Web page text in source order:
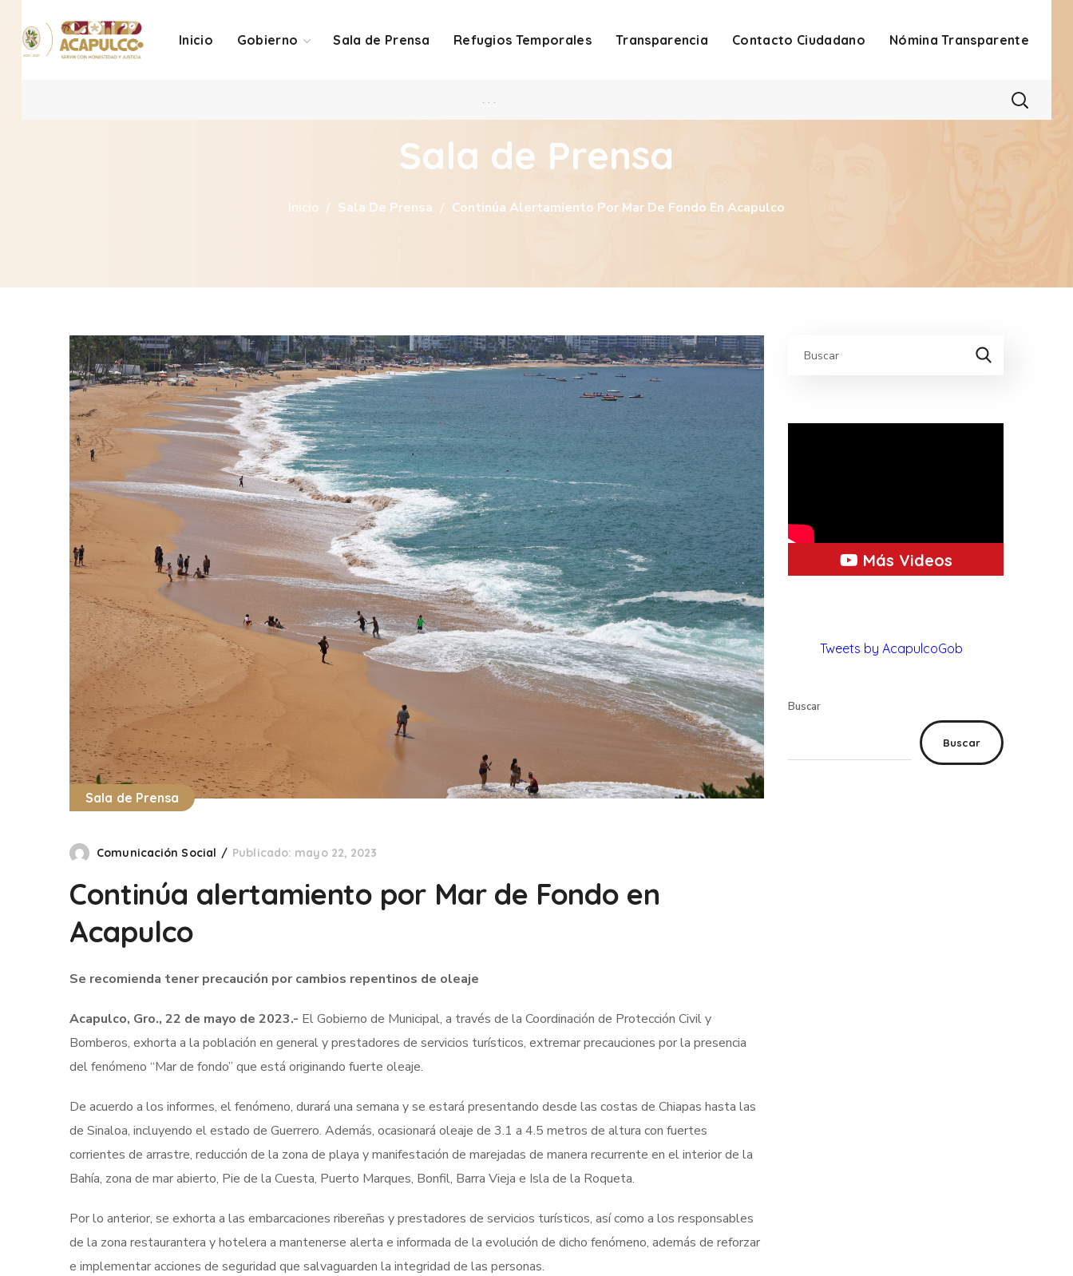
Inicio Gobierno Sala de Prensa Refugios Temporales Transparencia Contacto Ciudadano Nómina Transparente
. . .
Sala de Prensa
Inicio Sala De Prensa Continúa Alertamiento Por Mar De Fondo En Acapulco
Sala de Prensa
Comunicación Social Publicado: mayo 22, 2023
Continúa alertamiento por Mar de Fondo en
Acapulco
Se recomienda tener precaución por cambios repentinos de oleaje
Acapulco, Gro., 22 de mayo de 2023.- El Gobierno de Municipal, a través de la Coordinación de Protección Civil y
Bomberos, exhorta a la población en general y prestadores de servicios turísticos, extremar precauciones por la presencia
del fenómeno “Mar de fondo” que está originando fuerte oleaje.
De acuerdo a los informes, el fenómeno, durará una semana y se estará presentando desde las costas de Chiapas hasta las
de Sinaloa, incluyendo el estado de Guerrero. Además, ocasionará oleaje de 3.1 a 4.5 metros de altura con fuertes
corrientes de arrastre, reducción de la zona de playa y manifestación de marejadas de manera recurrente en el interior de la
Bahía, zona de mar abierto, Pie de la Cuesta, Puerto Marques, Bonfil, Barra Vieja e Isla de la Roqueta.
Por lo anterior, se exhorta a las embarcaciones ribereñas y prestadores de servicios turísticos, así como a los responsables
de la zona restaurantera y hotelera a mantenerse alerta e informada de la evolución de dicho fenómeno, además de reforzar
e implementar acciones de seguridad que salvaguarden la integridad de las personas.
Más Videos
Tweets by AcapulcoGob
Buscar
Buscar